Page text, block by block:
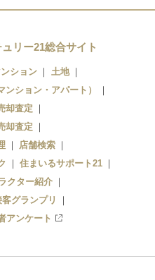
リー21総合サイト
ション
土地
ション・アパート）
却査定
却査定
店舗検索
住まいるサポート21
クター紹介
客グランプリ
アンケート